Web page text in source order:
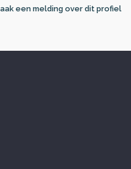
een melding over dit profiel